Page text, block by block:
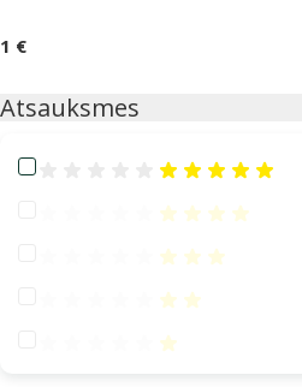
1 €
Atsauksmes
Atsauksmes 100%
Atsauksmes 80%
Atsauksmes 60%
Atsauksmes 40%
Atsauksmes 20%